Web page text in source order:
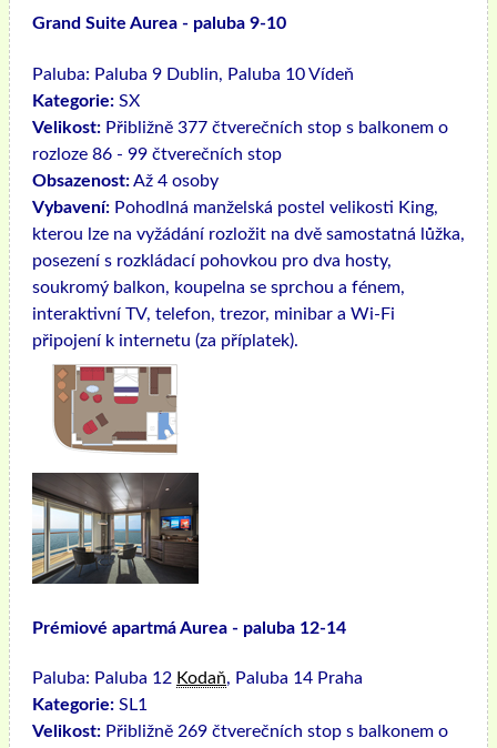
Grand Suite Aurea - paluba 9-10
Paluba: Paluba 9 Dublin, Paluba 10 Vídeň
Kategorie: SX
Velikost: Přibližně 377 čtverečních stop s balkonem o
rozloze 86 - 99 čtverečních stop
Obsazenost:Až 4 osoby
Vybavení: Pohodlná manželská postel velikosti King,
kterou lze na vyžádání rozložit na dvě samostatná lůžka,
posezení s rozkládací pohovkou pro dva hosty,
soukromý balkon, koupelna se sprchou a fénem, ​​
interaktivní TV, telefon, trezor, minibar a Wi-Fi
připojení k internetu (za příplatek).
Prémiové apartmá Aurea - paluba 12-14
Paluba: Paluba 12 Kodaň, Paluba 14 Praha
Kategorie: SL1
Velikost: Přibližně 269 čtverečních stop s balkonem o